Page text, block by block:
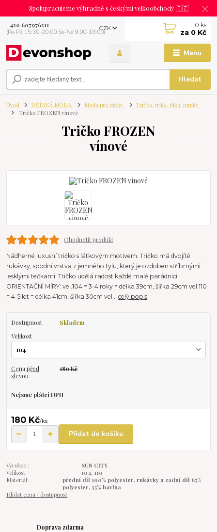
Spolupracujeme výhradně s českými velkoobchody 🇨🇿
Menu
CZK
Hledat
+420 607976211
(Po-Pá 15:30-20:00 So-Ne 9:00-18:00)
0 ks
za 0 Kč
Úvod DĚTSKÁ MÓDA Móda pro dívky
Trička, trika, tílka, tuniky
Tričko FROZEN vínové
Tričko FROZEN
vínové
Ohodnotit produkt
Nádherné luxusní tričko s látkovým motivem. Tričko má dvojíté
rukávky, spodní vrstva z jemného tylu, který je ozdoben stříbrnými
lesklými tečkami. Tričko udělá radost každé malé parádnici.
ORIENTAČNÍ MÍRY: vel.104 = 3-4 roky = délka 39cm, šířka 29cm vel.110
= 4-5 let = délka 41cm, šířka 30cm vel...celý popis
Dostupnost
Skladem
Velikost
Cena před
slevou
180 Kč
Nejsme plátci DPH
180 Kč/ks
Přidat do košíku
Výrobce :
SUN CITY
Velikost:
104, 110
Materiál:
přední díl 100% polyester, rukávky a zadní díl 65%
polyester, 35% bavlna
Hlídat cenu / dostupnost
Doprava zdarma